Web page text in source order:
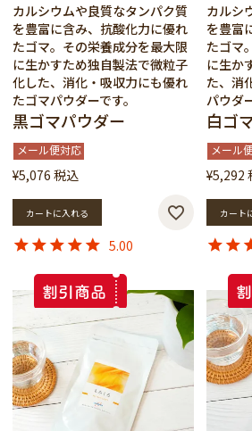
カルシウムや良質なタンパク質
を豊富に含み、抗酸化力に優れ
たゴマ。その栄養成分を最大限
に生かすため独自製法で微粒子
化した、消化・吸収力にも優れ
たゴマパウダーです。
黒ゴマパウダー
メール便対応
¥5,076 税込
カートに入れる
5.00
カルシ
を豊富
たゴマ
に生か
た、消
パウダ
白ゴ
メール
¥5,292
カート